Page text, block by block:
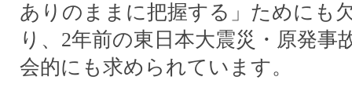
ありのままに把握する」ためにも
り、2年前の東日本大震災・原発事
会的にも求められています。